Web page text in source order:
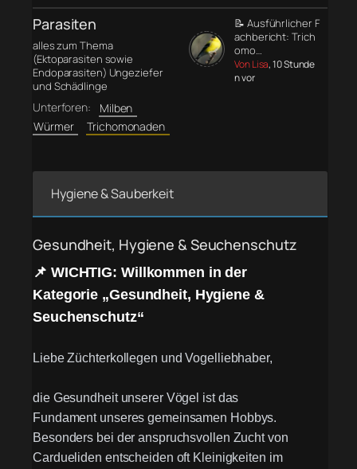
Parasiten
alles zum Thema
(Ektoparasiten sowie
Endoparasiten) Ungeziefer
und Schädlinge
Unterforen:
Milben
Würmer
Trichomonaden
📝 Ausführlicher F
achbericht: Trich
omo…
Von Lisa, 10 Stunde
n vor
Hygiene & Sauberkeit
Gesundheit, Hygiene & Seuchenschutz
📌 WICHTIG: Willkommen in der
Kategorie „Gesundheit, Hygiene &
Seuchenschutz“
Liebe Züchterkollegen und Vogelliebhaber,
die Gesundheit unserer Vögel ist das
Fundament unseres gemeinsamen Hobbys.
Besonders bei der anspruchsvollen Zucht von
Cardueliden entscheiden oft Kleinigkeiten im